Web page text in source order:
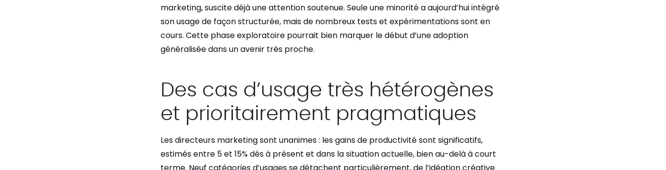
marketing, suscite déjà une attention soutenue. Seule une minorité a aujourd’hui intégré
son usage de façon structurée, mais de nombreux tests et expérimentations sont en
cours. Cette phase exploratoire pourrait bien marquer le début d’une adoption
généralisée dans un avenir très proche.
Des cas d’usage très hétérogènes
et prioritairement pragmatiques
Les directeurs marketing sont unanimes : les gains de productivité sont significatifs,
estimés entre 5 et 15% dès à présent et dans la situation actuelle, bien au-delà à court
terme. Neuf catégories d’usages se détachent particulièrement, de l’idéation créative